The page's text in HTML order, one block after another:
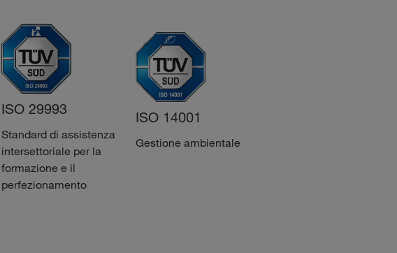
ISO 29993
Standard di assistenza
intersettoriale per la
formazione e il
perfezionamento
ISO 14001
Gestione ambientale